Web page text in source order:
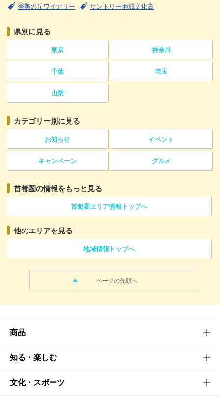
登美の丘ワイナリー
サントリー地域文化賞
県別に見る
東京 神奈川
千葉 埼玉
山梨
カテゴリー別に見る
お知らせ イベント
キャンペーン グルメ
首都圏の情報をもっと見る
首都圏エリア情報トップへ
他のエリアを見る
地域情報トップへ
ページの先頭へ
商品
商品TOP
商品一覧
知る・楽しむ
知る・楽しむTOP
文化・スポーツ